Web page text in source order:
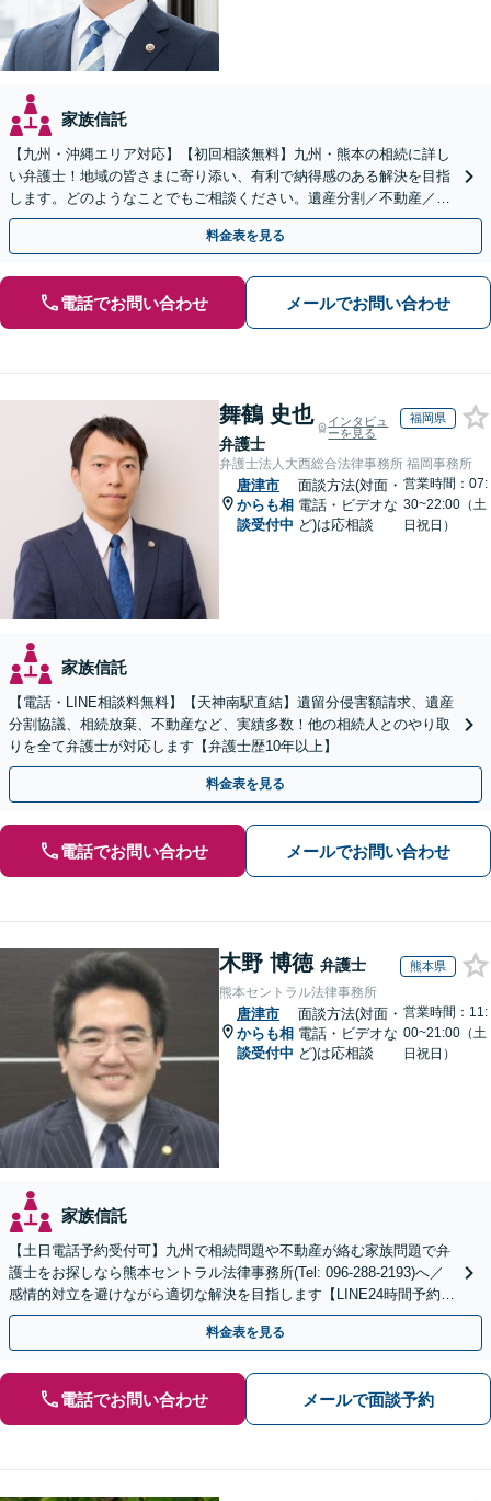
家族信託
【九州・沖縄エリア対応】【初回相談無料】九州・熊本の相続に詳し
い弁護士！地域の皆さまに寄り添い、有利で納得感のある解決を目指
します。どのようなことでもご相談ください。遺産分割／不動産／遺
言書／使い込み／寄与分／遺留分／相続放棄【完全個室】
料金表を見る
電話でお問い合わせ メールでお問い合わせ
舞鶴 史也
弁護士
インタビュ
ーを見る
福岡県
弁護士法人大西総合法律事務所 福岡事務所
唐津市
からも相
談受付中
面談方法(対面・
電話・ビデオな
ど)は応相談
営業時間：07:
30~22:00（土
日祝日）
家族信託
【電話・LINE相談料無料】【天神南駅直結】遺留分侵害額請求、遺産
分割協議、相続放棄、不動産など、実績多数！他の相続人とのやり取
りを全て弁護士が対応します【弁護士歴10年以上】
料金表を見る
電話でお問い合わせ メールでお問い合わせ
木野 博徳 弁護士 熊本県
熊本セントラル法律事務所
唐津市
からも相
談受付中
面談方法(対面・
電話・ビデオな
ど)は応相談
営業時間：11:
00~21:00（土
日祝日）
家族信託
【土日電話予約受付可】九州で相続問題や不動産が絡む家族問題で弁
護士をお探しなら熊本セントラル法律事務所(Tel: 096-288-2193)へ／
感情的対立を避けながら適切な解決を目指します【LINE24時間予約受
付可】【休日・夜間相談可】
料金表を見る
電話でお問い合わせ メールで面談予約